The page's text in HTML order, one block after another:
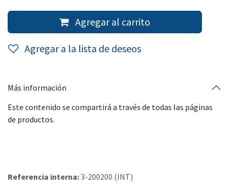
Agregar al carrito
Agregar a la lista de deseos
Más información
Este contenido se compartirá a través de todas las páginas
de productos.
Referencia interna:3-200200 (INT)